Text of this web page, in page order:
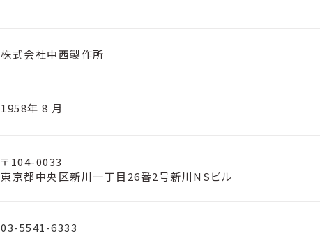
株式会社中西製作所
1958年 8 月
〒104-0033
東京都中央区新川一丁目26番2号新川NSビル
03-5541-6333